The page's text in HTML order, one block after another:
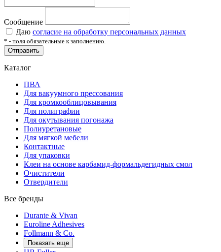
Сообщение
Даю согласие на обработку персональных данных
* - поля обязательные к заполнению.
Отправить
Каталог
ПВА
Для вакуумного прессования
Для кромкооблицовывания
Для полиграфии
Для окутывания погонажа
Полиуретановые
Для мягкой мебели
Контактные
Для упаковки
Клеи на основе карбамид-формальдегидных смол
Очистители
Отвердители
Все бренды
Durante & Vivan
Euroline Adhesives
Follmann & Co.
Показать еще